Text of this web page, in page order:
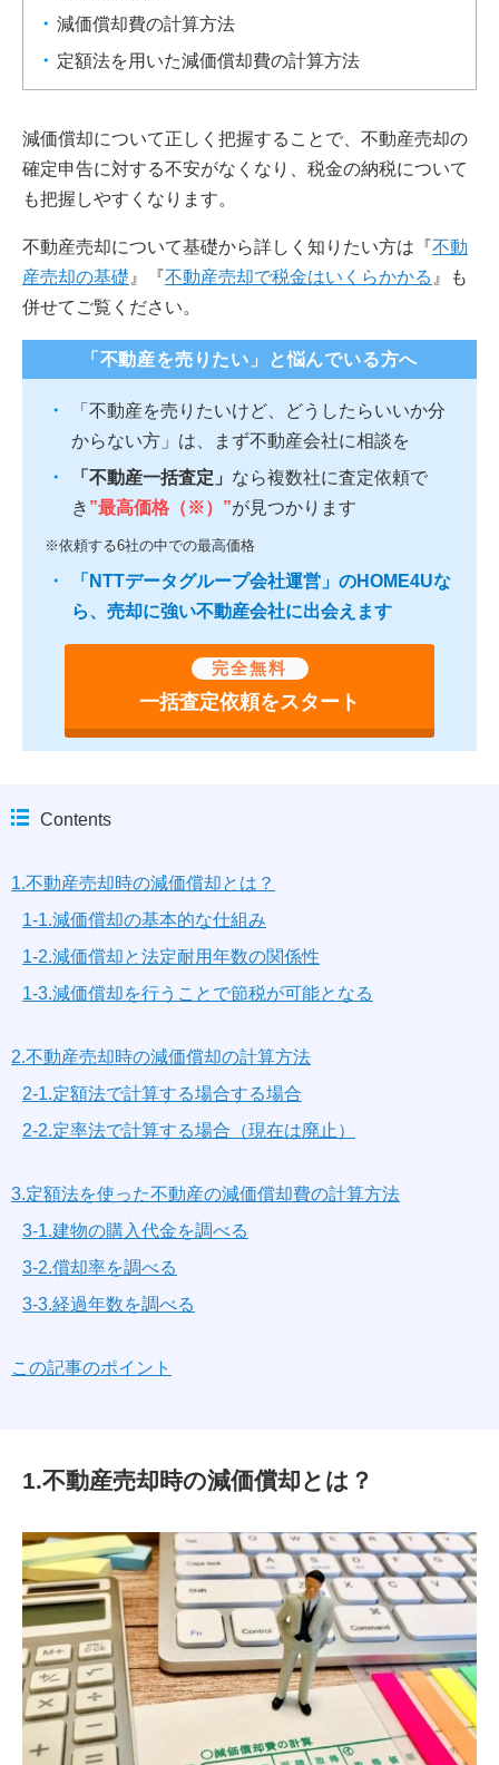
減価償却費の計算方法
定額法を用いた減価償却費の計算方法
減価償却について正しく把握することで、不動産売却の
確定申告に対する不安がなくなり、税金の納税について
も把握しやすくなります。
不動産売却について基礎から詳しく知りたい方は『不動
産売却の基礎 』『不動産売却で税金はいくらかかる 』も
併せてご覧ください。
「不動産を売りたい」と悩んでいる方へ
「不動産を売りたいけど、どうしたらいいか分
からない方」は、まず不動産会社に相談を
「不動産一括査定」 なら複数社に査定依頼で
き ”最高価格（※）”が見つかります
※依頼する6社の中での最高価格
「NTTデータグループ会社運営」のHOME4Uな
ら、売却に強い不動産会社に出会えます
完全無料
一括査定依頼をスタート
Contents
1.不動産売却時の減価償却とは？
1-1.減価償却の基本的な仕組み
1-2.減価償却と法定耐用年数の関係性
1-3.減価償却を行うことで節税が可能となる
2.不動産売却時の減価償却の計算方法
2-1.定額法で計算する場合する場合
2-2.定率法で計算する場合（現在は廃止）
3.定額法を使った不動産の減価償却費の計算方法
3-1.建物の購入代金を調べる
3-2.償却率を調べる
3-3.経過年数を調べる
この記事のポイント
1.不動産売却時の減価償却とは？